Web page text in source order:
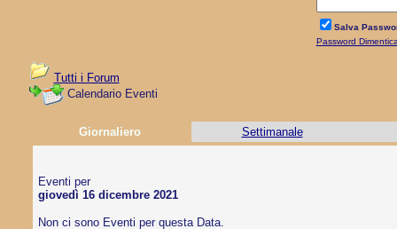
Salva
Password
Tutti i Forum
Calendario Eventi
Giornaliero Settimanale
Eventi per
giovedì 16 dicembre 2021
Non ci sono Eventi per questa Data.